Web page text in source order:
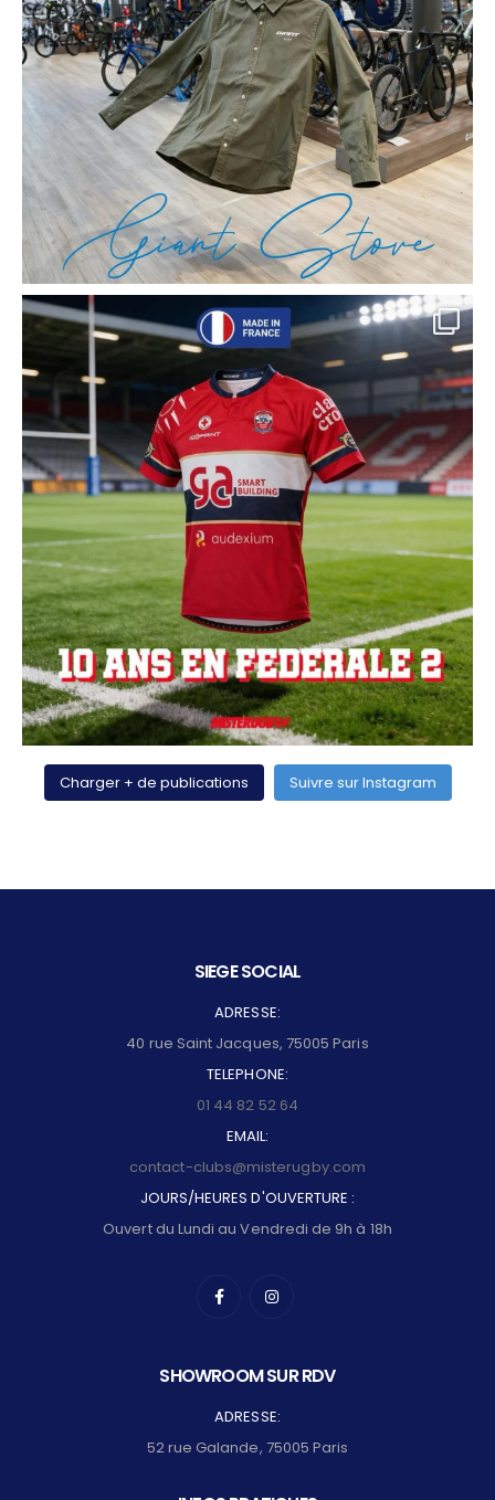
Charger + de publications Suivre sur Instagram
SIEGE SOCIAL
ADRESSE:
40 rue Saint Jacques, 75005 Paris
TELEPHONE:
01 44 82 52 64
EMAIL:
contact-clubs@misterugby.com
JOURS/HEURES D'OUVERTURE :
Ouvert du Lundi au Vendredi de 9h à 18h
SHOWROOM SUR RDV
ADRESSE:
52 rue Galande, 75005 Paris